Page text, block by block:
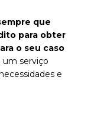
que
para obter
o seu caso
um serviço
e